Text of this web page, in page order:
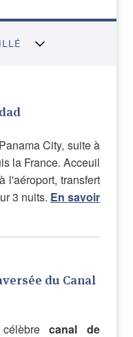
City, suite à
la France. Acceuil
l'aéroport, transfert
3 nuits. En savoir
du Canal
célèbrecanal de